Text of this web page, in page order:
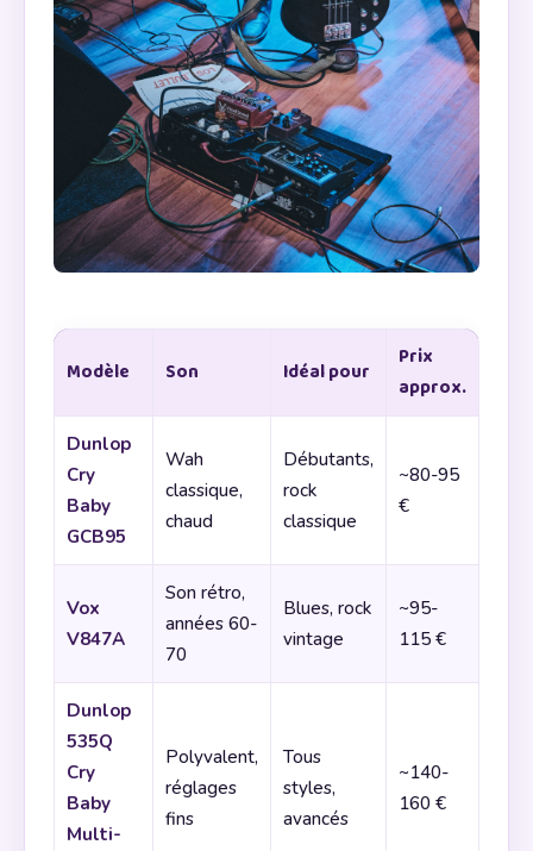
Modèle Son Idéal pour
Prix
approx.
Dunlop
Cry
Baby
GCB95
Wah
classique,
chaud
Débutants,
rock
classique
~80-95
€
Vox
V847A
Son rétro,
années 60-
70
Blues, rock
vintage
~95-
115 €
Dunlop
535Q
Cry
Baby
Multi-
Polyvalent,
réglages
fins
Tous
styles,
avancés
~140-
160 €